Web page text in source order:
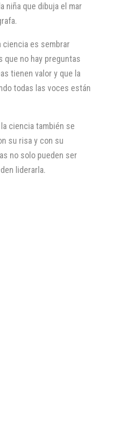
niña que dibuja el mar
ciencia es sembrar
que no hay preguntas
tienen valor y que la
todas las voces están
ciencia también se
su risa y con su
no solo pueden ser
liderarla.